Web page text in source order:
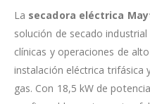
La secadora eléctrica
solución de secado
clínicas y operaciones de
instalación eléctrica trifásica
gas. Con 18,5 kW de